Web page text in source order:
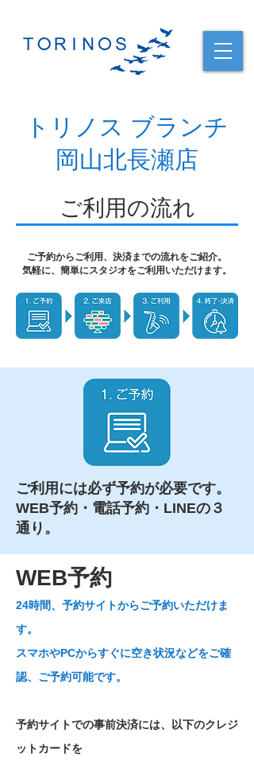
トリノス ブランチ
岡山北長瀬店
ご利用の流れ
ご予約からご利用、決済までの流れをご紹介。
​気軽に、簡単にスタジオをご利用いただけます。
ご利用には必ず予約が必要です。
​WEB予約・電話予約・LINEの３
通り。
WEB予約
24時間、予約サイトからご予約いただけま
す。
スマホやPCからすぐに空き状況などをご確
認、ご予約可能です。
予約サイトでの事前決済には、​以下のクレジ
ットカードを